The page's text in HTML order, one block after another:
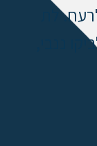
לת
ננבי,